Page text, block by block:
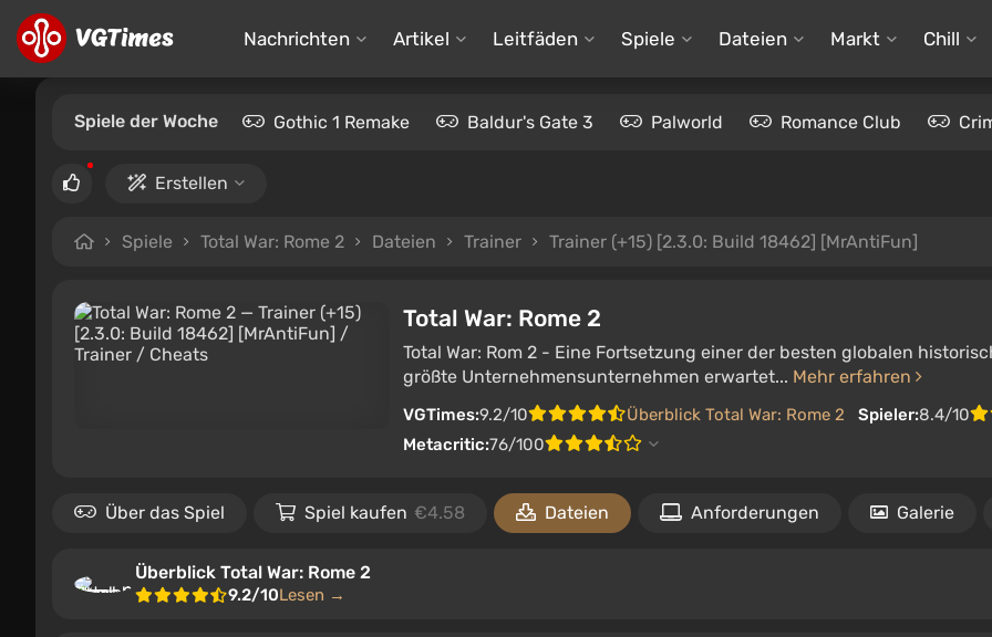
Nachrichten Artikel Leitfäden Spiele Dateien Markt Chill
Spiele der Woche Gothic 1 Remake Baldur's Gate 3 Palworld Romance Club
Erstellen
Spiele Total War: Rome 2 Dateien Trainer Trainer (+15) [2.3.0: Build 18462] [MrAntiFun]
Total War: Rome 2
Total War: Rom 2 - Eine Fortsetzung einer der besten globalen
größte Unternehmensunternehmen erwartet... Mehr erfahren
VGTimes:9.2/10 Überblick Total War: Rome 2 Spieler:8.4/10
Metacritic:76/100
Über das Spiel Spiel kaufen €4.58 Dateien Anforderungen Galerie
Überblick Total War: Rome 2
9.2/10Lesen →